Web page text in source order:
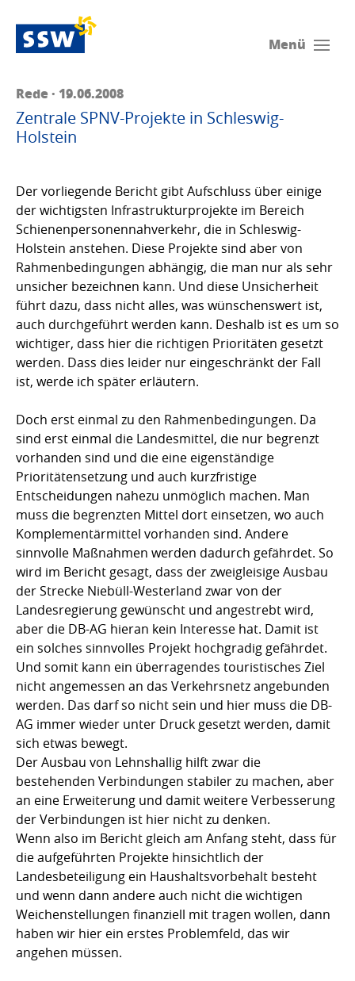
Menü
Rede · 19.06.2008
Zentrale SPNV-Projekte in Schleswig-
Holstein
Der vorliegende Bericht gibt Aufschluss über einige
der wichtigsten Infrastrukturprojekte im Bereich
Schienenpersonennahverkehr, die in Schleswig-
Holstein anstehen. Diese Projekte sind aber von
Rahmenbedingungen abhängig, die man nur als sehr
unsicher bezeichnen kann. Und diese Unsicherheit
führt dazu, dass nicht alles, was wünschenswert ist,
auch durchgeführt werden kann. Deshalb ist es um so
wichtiger, dass hier die richtigen Prioritäten gesetzt
werden. Dass dies leider nur eingeschränkt der Fall
ist, werde ich später erläutern.
Doch erst einmal zu den Rahmenbedingungen. Da
sind erst einmal die Landesmittel, die nur begrenzt
vorhanden sind und die eine eigenständige
Prioritätensetzung und auch kurzfristige
Entscheidungen nahezu unmöglich machen. Man
muss die begrenzten Mittel dort einsetzen, wo auch
Komplementärmittel vorhanden sind. Andere
sinnvolle Maßnahmen werden dadurch gefährdet. So
wird im Bericht gesagt, dass der zweigleisige Ausbau
der Strecke Niebüll-Westerland zwar von der
Landesregierung gewünscht und angestrebt wird,
aber die DB-AG hieran kein Interesse hat. Damit ist
ein solches sinnvolles Projekt hochgradig gefährdet.
Und somit kann ein überragendes touristisches Ziel
nicht angemessen an das Verkehrsnetz angebunden
werden. Das darf so nicht sein und hier muss die DB-
AG immer wieder unter Druck gesetzt werden, damit
sich etwas bewegt.
Der Ausbau von Lehnshallig hilft zwar die
bestehenden Verbindungen stabiler zu machen, aber
an eine Erweiterung und damit weitere Verbesserung
der Verbindungen ist hier nicht zu denken.
Wenn also im Bericht gleich am Anfang steht, dass für
die aufgeführten Projekte hinsichtlich der
Landesbeteiligung ein Haushaltsvorbehalt besteht
und wenn dann andere auch nicht die wichtigen
Weichenstellungen finanziell mit tragen wollen, dann
haben wir hier ein erstes Problemfeld, das wir
angehen müssen.